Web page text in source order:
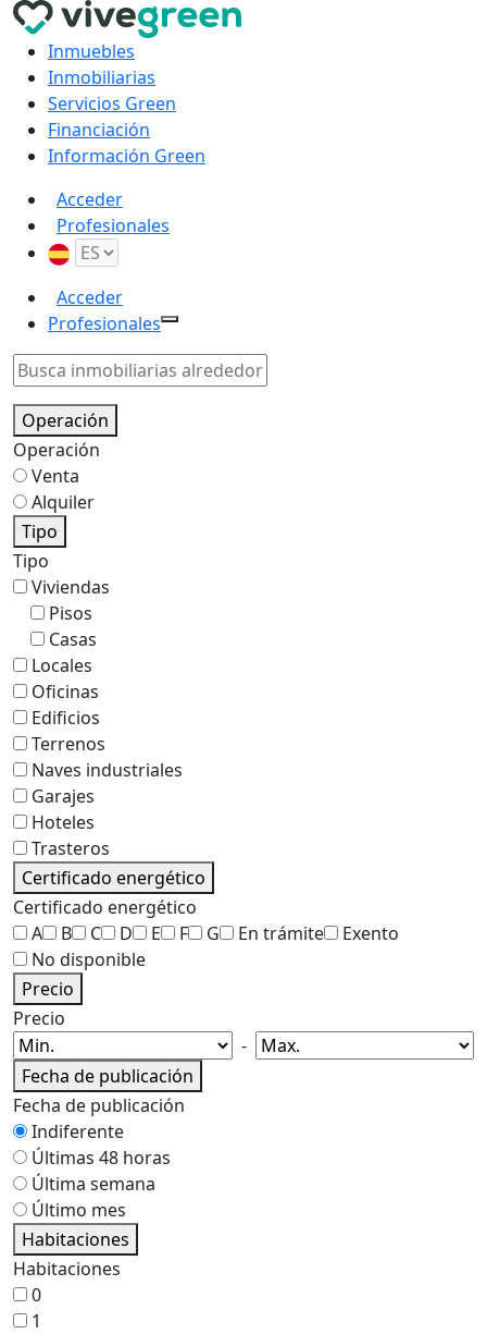
Inmuebles
Inmobiliarias
Servicios Green
Financiación
Información Green
Acceder
Profesionales
Acceder
Profesionales
Operación
Operación
Venta
Alquiler
Tipo
Tipo
Viviendas
Pisos
Casas
Locales
Oficinas
Edificios
Terrenos
Naves industriales
Garajes
Hoteles
Trasteros
Certificado energético
Certificado energético
A
B C D E F G En trámite
Exento
No disponible
Precio
Precio
-
Fecha de publicación
Fecha de publicación
Indiferente
Últimas 48 horas
Última semana
Último mes
Habitaciones
Habitaciones
0
1